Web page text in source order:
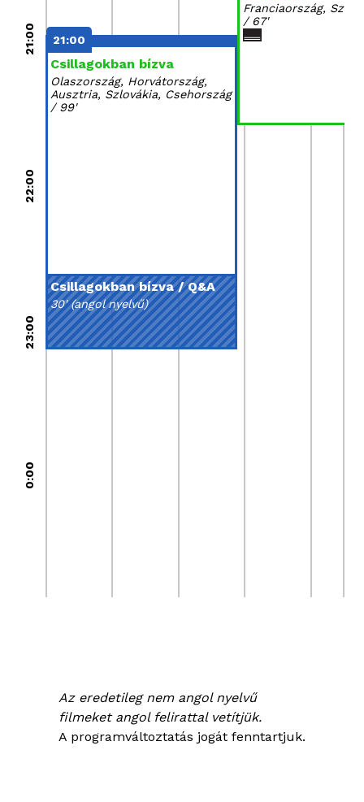
21:00
22:00
23:00
0:00
21:00
Csillagokban bízva
Olaszország, Horvátország,
Ausztria, Szlovákia, Csehország
/ 99'
Franciaország,
/ 67'
Csillagokban bízva / Q&A
30' (angol nyelvű)
Az eredetileg nem angol nyelvű
filmeket angol felirattal vetítjük.
A programváltoztatás jogát fenntartjuk.